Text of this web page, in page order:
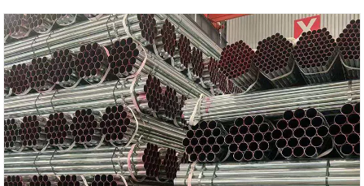
தயாரிப்பு கருப்பு சுழல் பற்றவைக்கப்பட்ட எஃகு குழாய் ஆகும்,
இது அறிவார்ந்த உற்பத்தி உபகரணங்கள் மற்றும் முதிர்ந்த
உற்பத்தி செயல்முறைகளைப் பயன்படுத்தி உயர் செயல்திறன்,
செலவு குறைந்த வெற்று குழாய் தயாரிப்புகளை
உருவாக்குகிறது. பொறியியல் திட்டங்களில் செலவுக்
கட்டுப்பாடு மற்றும் தனிப்பயனாக்கப்பட்ட இரண்டாம் நிலை
செயலாக்கத்திற்கான விருப்பமான தேர்வாக இந்தத் தயாரிப்பு
உள்ளது. சுழல் குழாயின் அதிக வலிமை, சிதைவு எதிர்ப்பு
மற்றும் பரந்த அளவிலான பெரிய விட்டம் விருப்பங்களை உறுதி